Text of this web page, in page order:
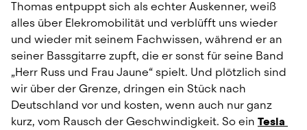
Thomas entpuppt sich als echter Auskenner, weiß
alles über Elekromobilität und verblüfft uns wieder
und wieder mit seinem Fachwissen, während er an
seiner Bassgitarre zupft, die er sonst für seine Band
„Herr Russ und Frau Jaune“ spielt. Und plötzlich sind
wir über der Grenze, dringen ein Stück nach
Deutschland vor und kosten, wenn auch nur ganz
kurz, vom Rausch der Geschwindigkeit. So ein Tesla